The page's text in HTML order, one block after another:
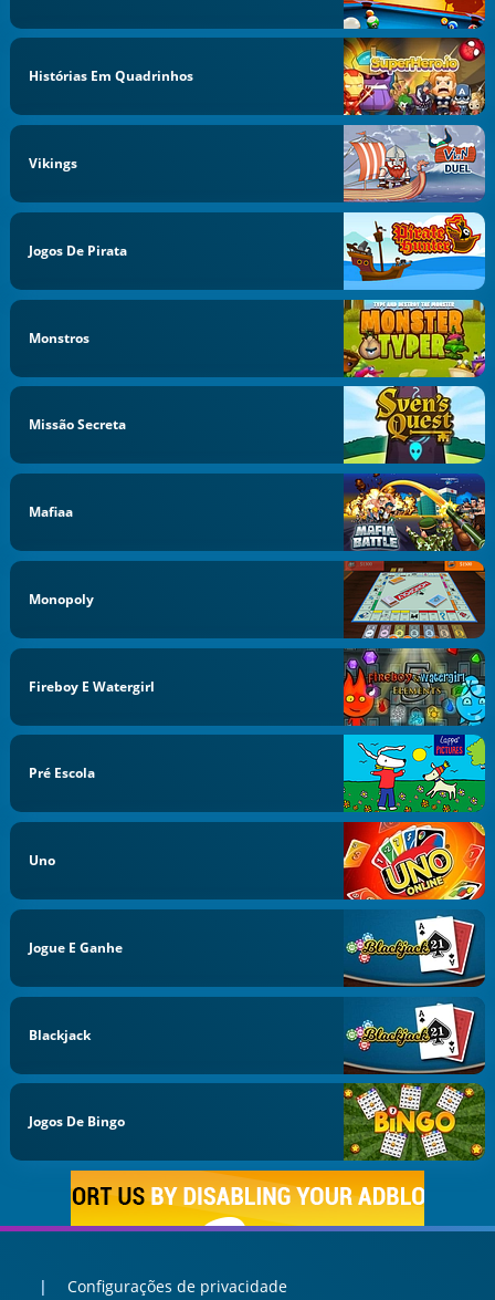
Histórias Em Quadrinhos
Vikings
Jogos De Pirata
Monstros
Missão Secreta
Mafiaa
Monopoly
Fireboy E Watergirl
Pré Escola
Uno
Jogue E Ganhe
Blackjack
Jogos De Bingo
Configurações de privacidade